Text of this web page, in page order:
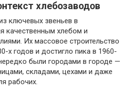
хлебозаводов
ключевых звеньев в
качественным хлебом и
Их массовое строительство
х годов и достигло пика в 1960-
были городами в городе —
складами, цехами и даже
рабочих.